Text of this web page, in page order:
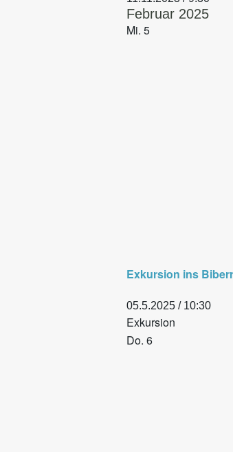
Februar 2025
Mi. 5
Exkursion ins
05.5.2025 / 10:30
Exkursion
Do. 6